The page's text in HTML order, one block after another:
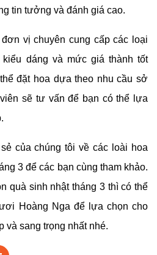
tin tưởng và đánh giá cao.
vị chuyên cung cấp các loại
dáng và mức giá thành tốt
đặt hoa dựa theo nhu cầu sở
sẽ tư vấn để bạn có thể lựa
của chúng tôi về các loài hoa
3 để các bạn cùng tham khảo.
quà sinh nhật tháng 3 thì có thể
Hoàng Nga để lựa chọn cho
và sang trọng nhất nhé.